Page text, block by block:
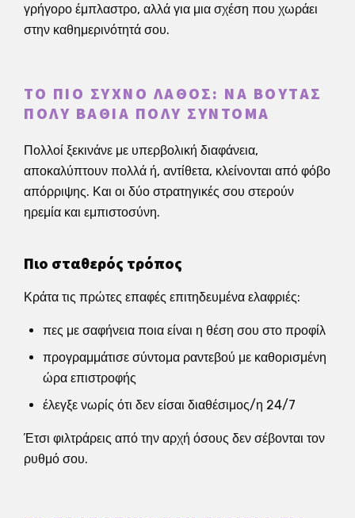
γρήγορο έμπλαστρο, αλλά για μια σχέση που χωράει
στην καθημερινότητά σου.
ΤΟ ΠΙΟ ΣΥΧΝΌ ΛΆΘΟΣ: ΝΑ ΒΟΥΤΆΣ
ΠΟΛΎ ΒΑΘΙΆ ΠΟΛΎ ΣΎΝΤΟΜΑ
Πολλοί ξεκινάνε με υπερβολική διαφάνεια,
αποκαλύπτουν πολλά ή, αντίθετα, κλείνονται από φόβο
απόρριψης. Και οι δύο στρατηγικές σου στερούν
ηρεμία και εμπιστοσύνη.
Πιο σταθερός τρόπος
Κράτα τις πρώτες επαφές επιτηδευμένα ελαφριές:
πες με σαφήνεια ποια είναι η θέση σου στο προφίλ
προγραμμάτισε σύντομα ραντεβού με καθορισμένη
ώρα επιστροφής
έλεγξε νωρίς ότι δεν είσαι διαθέσιμος/η 24/7
Έτσι φιλτράρεις από την αρχή όσους δεν σέβονται τον
ρυθμό σου.